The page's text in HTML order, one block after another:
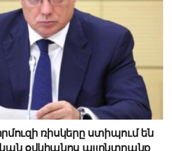
ռիսկերը ստիպում են
օվկիանոս այլընտրանք